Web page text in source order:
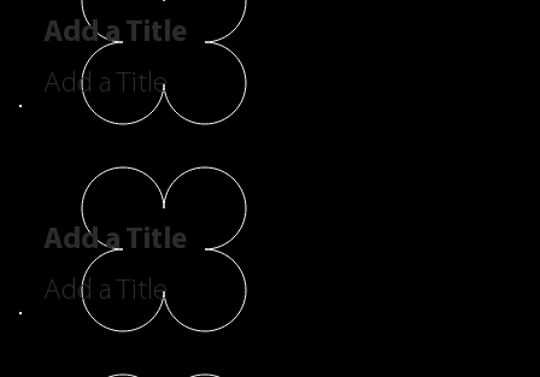
Add a Title
Add a Title
Add a Title
Add a Title